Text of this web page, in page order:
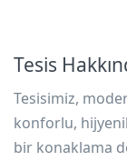
Tesis
Tesisimiz,
konforlu,
bir konaklama